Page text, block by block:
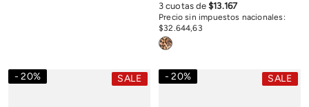
Precio sin impuestos nacionales:
$32.644,63
3 cuotas de$13.167
20% SALE 20% SALE